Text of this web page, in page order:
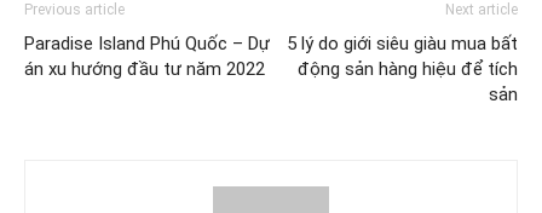
Previous article
Paradise Island Phú Quốc – Dự
án xu hướng đầu tư năm 2022
Next article
5 lý do giới siêu giàu mua bất
động sản hàng hiệu để tích
sản